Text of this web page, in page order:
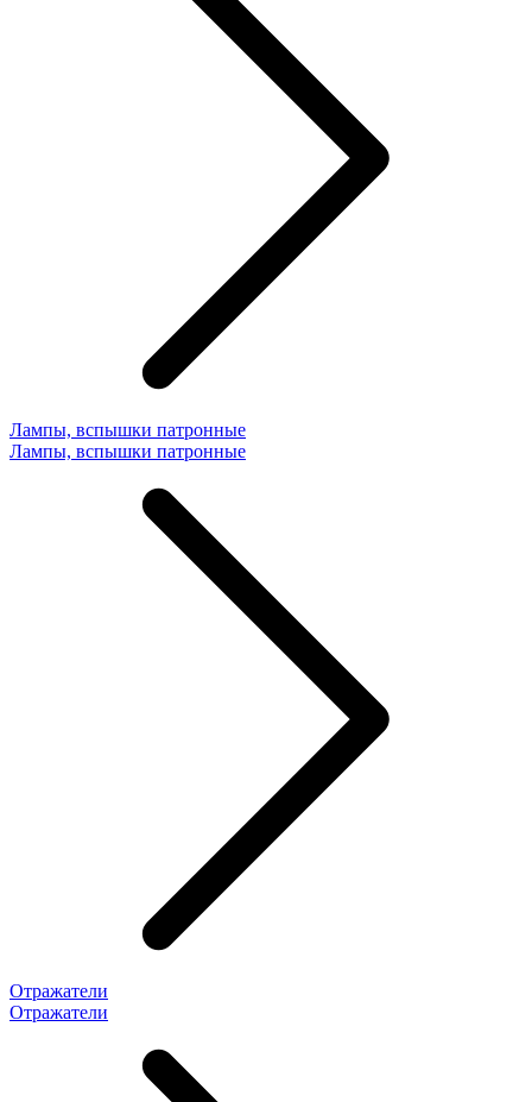
Лампы, вспышки патронные
Лампы, вспышки патронные
Отражатели
Отражатели